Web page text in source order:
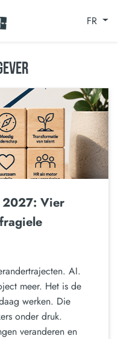
FR
2027: Vier
AI.
meer. Het is de
werken. Die
onder druk.
veranderen en